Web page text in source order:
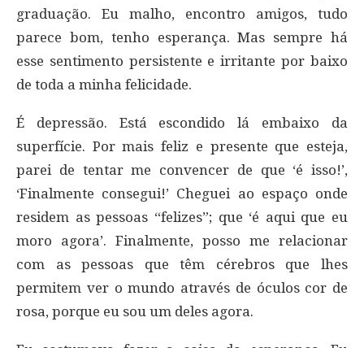
graduação. Eu malho, encontro amigos, tudo
parece bom, tenho esperança. Mas sempre há
esse sentimento persistente e irritante por baixo
de toda a minha felicidade.
É depressão. Está escondido lá embaixo da
superfície. Por mais feliz e presente que esteja,
parei de tentar me convencer de que ‘é isso!’,
‘Finalmente consegui!’ Cheguei ao espaço onde
residem as pessoas “felizes”; que ‘é aqui que eu
moro agora’. Finalmente, posso me relacionar
com as pessoas que têm cérebros que lhes
permitem ver o mundo através de óculos cor de
rosa, porque eu sou um deles agora.